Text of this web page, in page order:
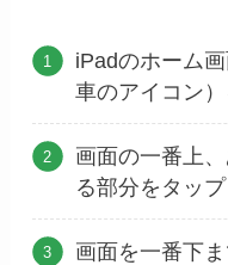
iPadのホーム
車のアイコン）
画面の一番上
る部分をタップ
画面を一番下